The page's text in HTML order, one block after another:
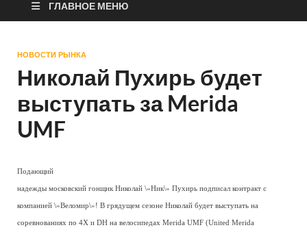
ГЛАВНОЕ МЕНЮ
НОВОСТИ РЫНКА
Николай Пухирь будет
выступать за Merida
UMF
Подающий
надежды московский гонщик Николай \»Ник\» Пухирь подписал контракт с
компанией \»Веломир\»! В грядущем сезоне Николай будет выступать на
соревнованиях по 4X и DH на велосипедах Merida UMF (United Merida